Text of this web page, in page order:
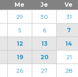
Me Je Ve
29 30 31
5 6 7
12 13 14
19 20 21
26 27 28